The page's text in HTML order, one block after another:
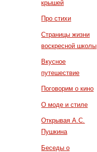
крышей
Про стихи
Страницы жизни
воскресной школы
Вкусное
путешествие
Поговорим о кино
О моде и стиле
Открывая А.С.
Пушкина
Беседы о